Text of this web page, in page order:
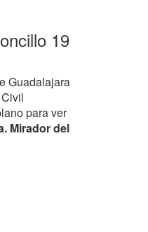
19
Guadalajara
para ver
Mirador del